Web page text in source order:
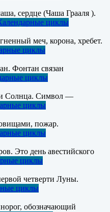
сердце (Чаша Грааля ).
циклы
меч, корона, хребет.
циклы
Фонтан связан
циклы
Солнца. Символ —
циклы
пожар.
циклы
Это день авестийского
циклы
четверти Луны.
циклы
обозначающий